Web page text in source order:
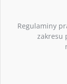
Regulaminy
zakresu